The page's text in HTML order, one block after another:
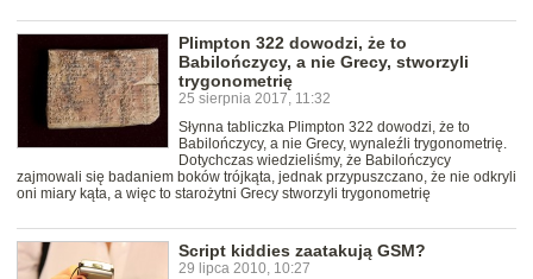
Plimpton 322 dowodzi, że to
Babilończycy, a nie Grecy, stworzyli
trygonometrię
25 sierpnia 2017, 11:32
Słynna tabliczka Plimpton 322 dowodzi, że to
Babilończycy, a nie Grecy, wynaleźli trygonometrię.
Dotychczas wiedzieliśmy, że Babilończycy
zajmowali się badaniem boków trójkąta, jednak przypuszczano, że nie odkryli
oni miary kąta, a więc to starożytni Grecy stworzyli trygonometrię
Script kiddies zaatakują GSM?
29 lipca 2010, 10:27